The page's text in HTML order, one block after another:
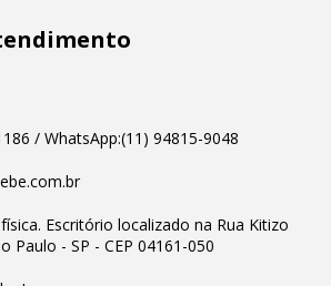
/ WhatsApp:(11) 94815-9048
Escritório localizado na Rua Kitizo
Paulo - SP - CEP 04161-050